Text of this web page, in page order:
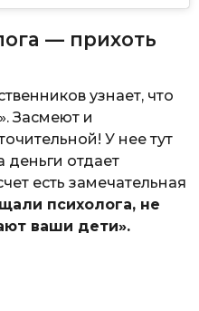
— прихоть
узнает, что
Засмеют и
У нее тут
деньги отдает
есть замечательная
психолога, не
ваши дети».